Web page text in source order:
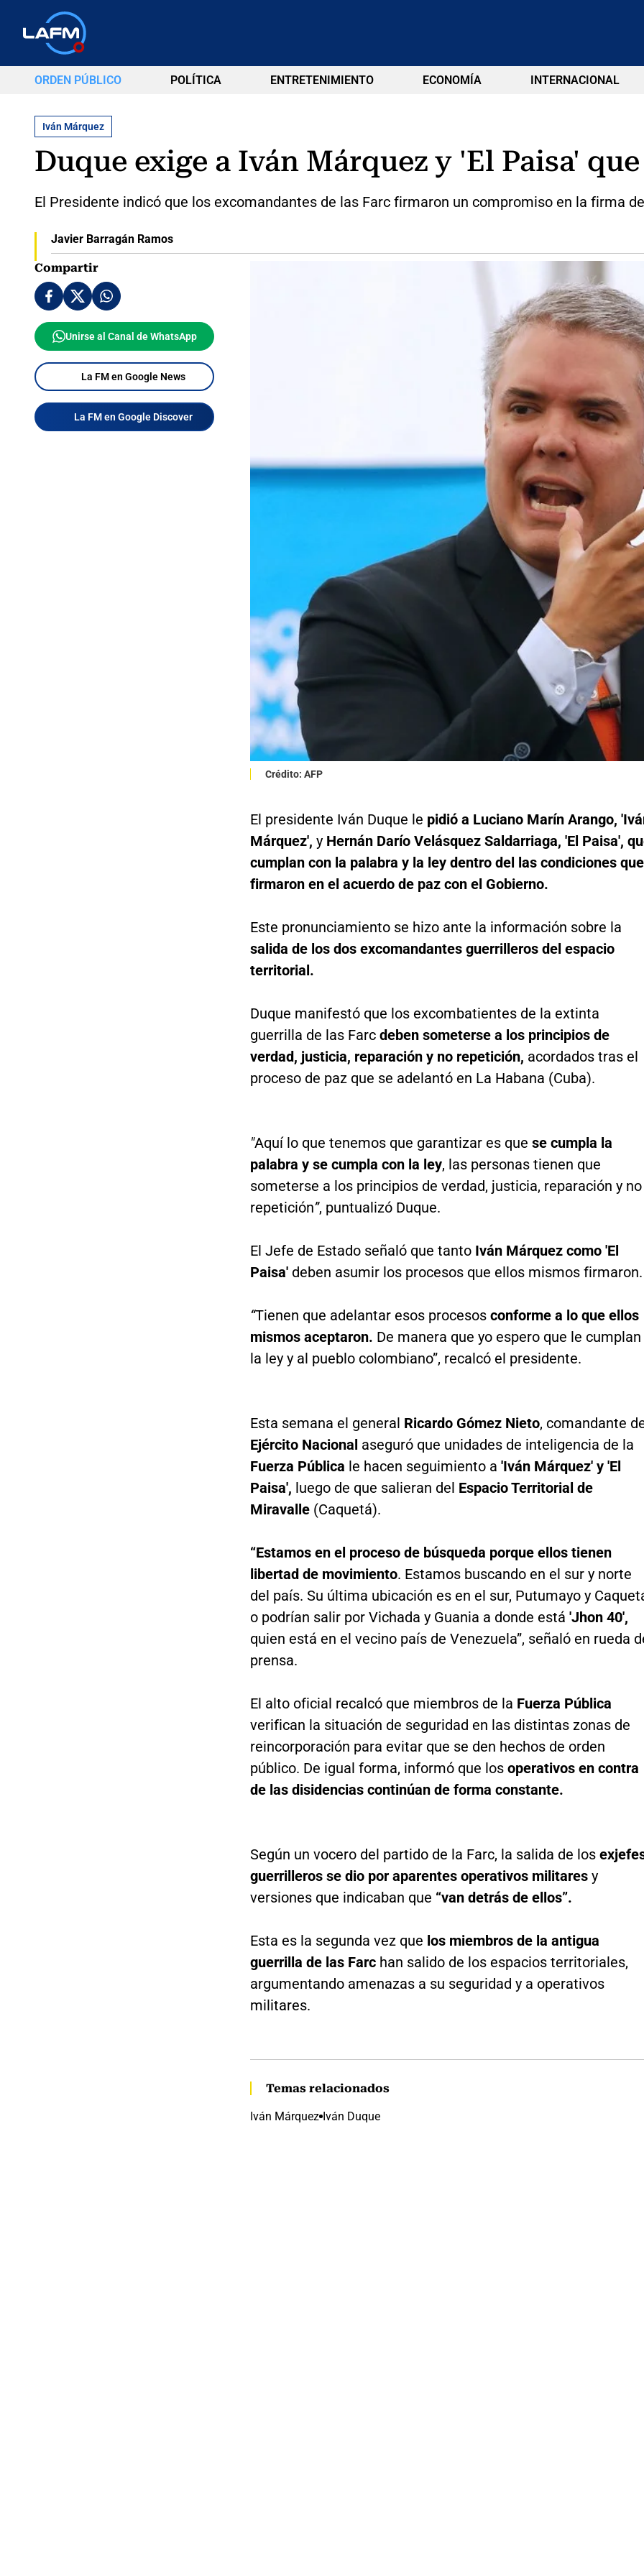
ORDEN PÚBLICO POLÍTICA ENTRETENIMIENTO ECONOMÍA INTERNACIONAL
Iván Márquez
Duque exige a Iván Márquez y 'El Paisa'
El Presidente indicó que los excomandantes de las Farc firmaron un compromiso en la firma
Javier Barragán Ramos
Compartir
Unirse al Canal de WhatsApp
La FM en Google News
La FM en Google Discover
Crédito: AFP
El presidente Iván Duque le pidió a Luciano Marín Arango,
Márquez', y Hernán Darío Velásquez Saldarriaga, 'El Paisa',
cumplan con la palabra y la ley dentro del las condiciones que
firmaron en el acuerdo de paz con el Gobierno.
Este pronunciamiento se hizo ante la información sobre la
salida de los dos excomandantes guerrilleros del espacio
territorial.
Duque manifestó que los excombatientes de la extinta
guerrilla de las Farc deben someterse a los principios de
verdad, justicia, reparación y no repetición, acordados tras el
proceso de paz que se adelantó en La Habana (Cuba).
"Aquí lo que tenemos que garantizar es que se cumpla la
palabra y se cumpla con la ley, las personas tienen que
someterse a los principios de verdad, justicia, reparación y no
repetición”, puntualizó Duque.
El Jefe de Estado señaló que tantoIván Márquez como 'El
Paisa'deben asumir los procesos que ellos mismos firmaron.
“Tienen que adelantar esos procesos conforme a lo que ellos
mismos aceptaron. De manera que yo espero que le cumplan
la ley y al pueblo colombiano”, recalcó el presidente.
Esta semana el general Ricardo Gómez Nieto, comandante
Ejército Nacional aseguró que unidades de inteligencia de la
Fuerza Pública le hacen seguimiento a 'Iván Márquez' y 'El
Paisa', luego de que salieran del Espacio Territorial de
Miravalle(Caquetá).
“Estamos en el proceso de búsqueda porque ellos tienen
libertad de movimiento. Estamos buscando en el sur y norte
del país. Su última ubicación es en el sur, Putumayo y
o podrían salir por Vichada y Guania a donde está 'Jhon 40',
quien está en el vecino país de Venezuela”, señaló en rueda
prensa.
El alto oficial recalcó que miembros de la Fuerza Pública
verifican la situación de seguridad en las distintas zonas de
reincorporación para evitar que se den hechos de orden
público. De igual forma, informó que los operativos en contra
de las disidencias continúan de forma constante.
Según un vocero del partido de la Farc, la salida de los
guerrilleros se dio por aparentes operativos militaresy
versiones que indicaban que “van detrás de ellos”.
Esta es la segunda vez que los miembros de la antigua
guerrilla de las Farchan salido de los espacios territoriales,
argumentando amenazas a su seguridad y a operativos
militares.
Temas relacionados
Iván Márquez Iván Duque